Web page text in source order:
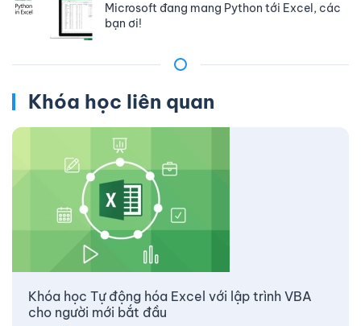
Microsoft đang mang Python tới Excel, các
bạn ơi!
Khóa học liên quan
Khóa học Tự động hóa Excel với lập trình VBA
cho người mới bắt đầu